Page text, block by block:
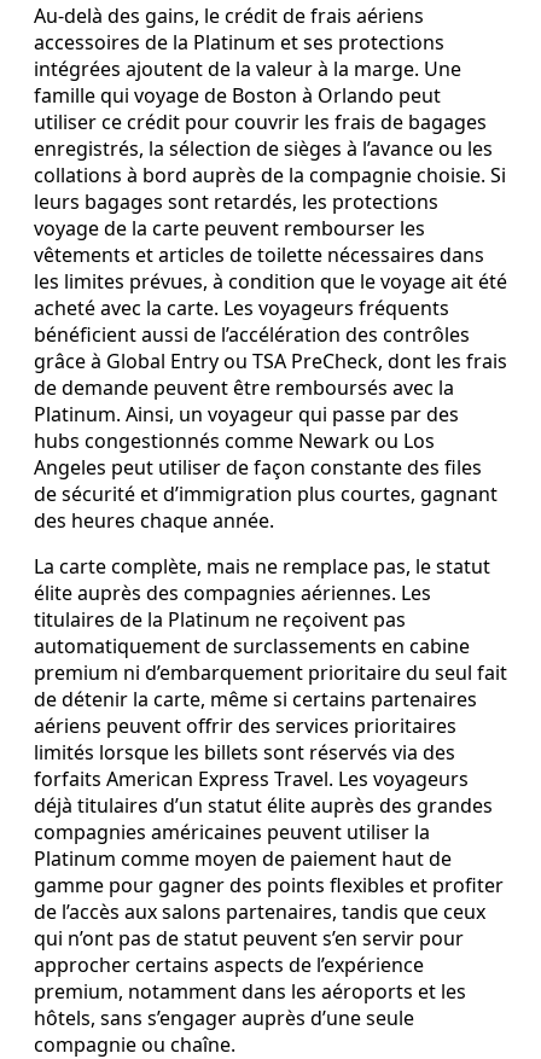
Au‑delà des gains, le crédit de frais aériens
accessoires de la Platinum et ses protections
intégrées ajoutent de la valeur à la marge. Une
famille qui voyage de Boston à Orlando peut
utiliser ce crédit pour couvrir les frais de bagages
enregistrés, la sélection de sièges à l’avance ou les
collations à bord auprès de la compagnie choisie. Si
leurs bagages sont retardés, les protections
voyage de la carte peuvent rembourser les
vêtements et articles de toilette nécessaires dans
les limites prévues, à condition que le voyage ait été
acheté avec la carte. Les voyageurs fréquents
bénéficient aussi de l’accélération des contrôles
grâce à Global Entry ou TSA PreCheck, dont les frais
de demande peuvent être remboursés avec la
Platinum. Ainsi, un voyageur qui passe par des
hubs congestionnés comme Newark ou Los
Angeles peut utiliser de façon constante des files
de sécurité et d’immigration plus courtes, gagnant
des heures chaque année.
La carte complète, mais ne remplace pas, le statut
élite auprès des compagnies aériennes. Les
titulaires de la Platinum ne reçoivent pas
automatiquement de surclassements en cabine
premium ni d’embarquement prioritaire du seul fait
de détenir la carte, même si certains partenaires
aériens peuvent offrir des services prioritaires
limités lorsque les billets sont réservés via des
forfaits American Express Travel. Les voyageurs
déjà titulaires d’un statut élite auprès des grandes
compagnies américaines peuvent utiliser la
Platinum comme moyen de paiement haut de
gamme pour gagner des points flexibles et profiter
de l’accès aux salons partenaires, tandis que ceux
qui n’ont pas de statut peuvent s’en servir pour
approcher certains aspects de l’expérience
premium, notamment dans les aéroports et les
hôtels, sans s’engager auprès d’une seule
compagnie ou chaîne.